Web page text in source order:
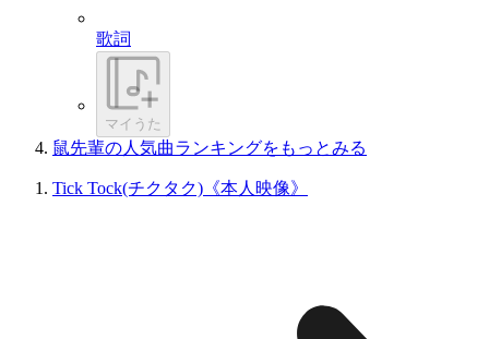
歌詞
マイうた
鼠先輩の人気曲ランキングをもっとみる
Tick Tock(チクタク)《本人映像》